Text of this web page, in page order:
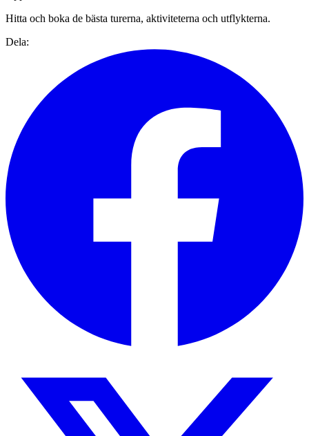
Hitta och boka de bästa turerna, aktiviteterna och utflykterna.
Dela: